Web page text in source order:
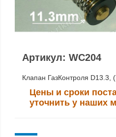
Артикул: WC204
Клапан ГазКонтроля D13.3,
Цены и сроки
уточнить у наших